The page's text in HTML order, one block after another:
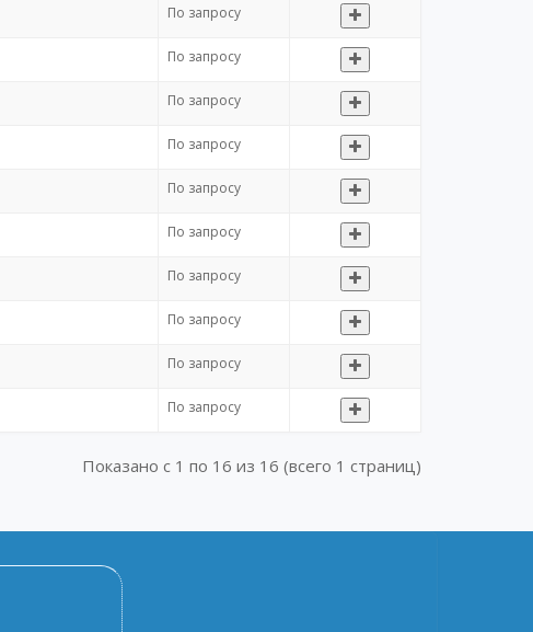
По запросу
По запросу
По запросу
По запросу
По запросу
По запросу
По запросу
По запросу
По запросу
По запросу
Показано с 1 по 16 из 16 (всего 1 страниц)